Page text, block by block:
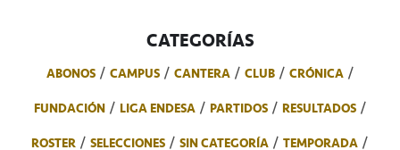
CATEGORÍAS
ABONOS CAMPUS CANTERA CLUB
CRÓNICA
FUNDACIÓN
LIGA ENDESA PARTIDOS
RESULTADOS
ROSTER
SELECCIONES SIN CATEGORÍA
TEMPORADA